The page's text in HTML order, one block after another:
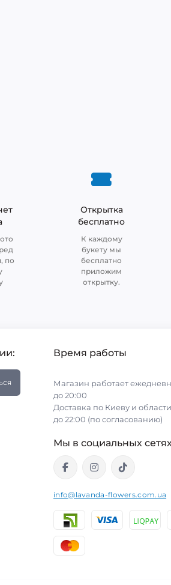
по
Открытка
бесплатно
К каждому
букету мы
бесплатно
приложим
открытку.
Время работы
Магазин работает
до 20:00
Доставка по Киеву и
до 22:00 (по согласованию)
Мы в социальных
info@lavanda-flowers.com.ua